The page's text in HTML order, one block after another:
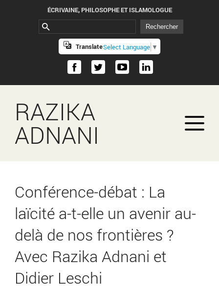
ÉCRIVAINE, PHILOSOPHE ET ISLAMOLOGUE
TranslateSelect Language ▼
RAZIKA
ADNANI
Conférence-débat : La
laïcité a-t-elle un avenir au-
delà de nos frontières ?
Avec Razika Adnani et
Didier Leschi